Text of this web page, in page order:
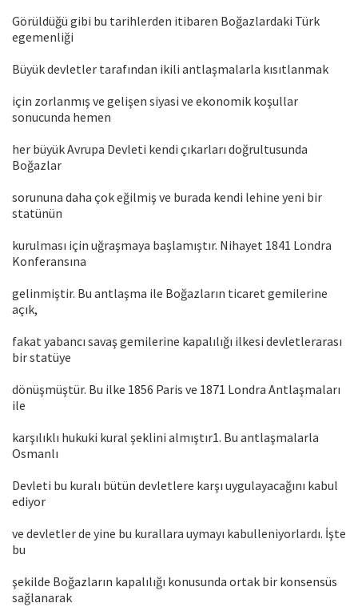
Görüldüğü gibi bu tarihlerden itibaren Boğazlardaki Türk
egemenliği
Büyük devletler tarafından ikili antlaşmalarla kısıtlanmak
için zorlanmış ve gelişen siyasi ve ekonomik koşullar
sonucunda hemen
her büyük Avrupa Devleti kendi çıkarları doğrultusunda
Boğazlar
sorununa daha çok eğilmiş ve burada kendi lehine yeni bir
statünün
kurulması için uğraşmaya başlamıştır. Nihayet 1841 Londra
Konferansına
gelinmiştir. Bu antlaşma ile Boğazların ticaret gemilerine
açık,
fakat yabancı savaş gemilerine kapalılığı ilkesi devletlerarası
bir statüye
dönüşmüştür. Bu ilke 1856 Paris ve 1871 Londra Antlaşmaları
ile
karşılıklı hukuki kural şeklini almıştır1. Bu antlaşmalarla
Osmanlı
Devleti bu kuralı bütün devletlere karşı uygulayacağını kabul
ediyor
ve devletler de yine bu kurallara uymayı kabulleniyorlardı. İşte
bu
şekilde Boğazların kapalılığı konusunda ortak bir konsensüs
sağlanarak